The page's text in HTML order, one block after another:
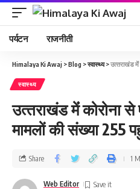
पर्यटन राजनीती
Himalaya Ki Awaj >Blog >स्वास्थ्य>उत्‍तराखंड मेंं
स्वास्थ्य
उत्‍तराखंड मेंं कोरोना
मामलों की संख्‍या 255
Web Editor
Share 1